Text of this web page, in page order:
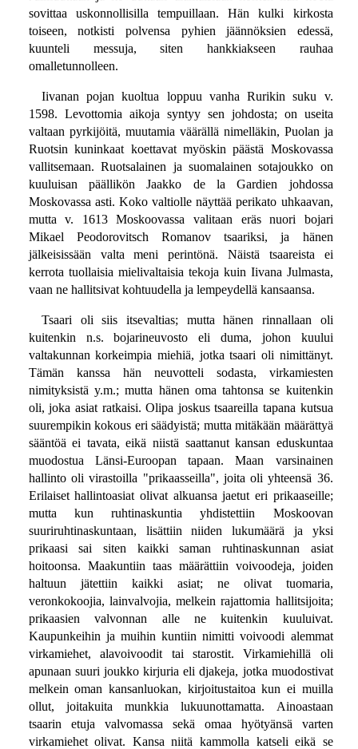
sovittaa uskonnollisilla tempuillaan. Hän kulki kirkosta
toiseen, notkisti polvensa pyhien jäännöksien edessä,
kuunteli messuja, siten hankkiakseen rauhaa
omalletunnolleen.
Iivanan pojan kuoltua loppuu vanha Rurikin suku v.
1598. Levottomia aikoja syntyy sen johdosta; on useita
valtaan pyrkijöitä, muutamia väärällä nimelläkin, Puolan ja
Ruotsin kuninkaat koettavat myöskin päästä Moskovassa
vallitsemaan. Ruotsalainen ja suomalainen sotajoukko on
kuuluisan päällikön Jaakko de la Gardien johdossa
Moskovassa asti. Koko valtiolle näyttää perikato uhkaavan,
mutta v. 1613 Moskoovassa valitaan eräs nuori bojari
Mikael Peodorovitsch Romanov tsaariksi, ja hänen
jälkeisissään valta meni perintönä. Näistä tsaareista ei
kerrota tuollaisia mielivaltaisia tekoja kuin Iivana Julmasta,
vaan ne hallitsivat kohtuudella ja lempeydellä kansaansa.
Tsaari oli siis itsevaltias; mutta hänen rinnallaan oli
kuitenkin n.s. bojarineuvosto eli duma, johon kuului
valtakunnan korkeimpia miehiä, jotka tsaari oli nimittänyt.
Tämän kanssa hän neuvotteli sodasta, virkamiesten
nimityksistä y.m.; mutta hänen oma tahtonsa se kuitenkin
oli, joka asiat ratkaisi. Olipa joskus tsaareilla tapana kutsua
suurempikin kokous eri säädyistä; mutta mitäkään määrättyä
sääntöä ei tavata, eikä niistä saattanut kansan eduskuntaa
muodostua Länsi-Euroopan tapaan. Maan varsinainen
hallinto oli virastoilla "prikaasseilla", joita oli yhteensä 36.
Erilaiset hallintoasiat olivat alkuansa jaetut eri prikaaseille;
mutta kun ruhtinaskuntia yhdistettiin Moskoovan
suuriruhtinaskuntaan, lisättiin niiden lukumäärä ja yksi
prikaasi sai siten kaikki saman ruhtinaskunnan asiat
hoitoonsa. Maakuntiin taas määrättiin voivoodeja, joiden
haltuun jätettiin kaikki asiat; ne olivat tuomaria,
veronkokoojia, lainvalvojia, melkein rajattomia hallitsijoita;
prikaasien valvonnan alle ne kuitenkin kuuluivat.
Kaupunkeihin ja muihin kuntiin nimitti voivoodi alemmat
virkamiehet, alavoivoodit tai starostit. Virkamiehillä oli
apunaan suuri joukko kirjuria eli djakeja, jotka muodostivat
melkein oman kansanluokan, kirjoitustaitoa kun ei muilla
ollut, joitakuita munkkia lukuunottamatta. Ainoastaan
tsaarin etuja valvomassa sekä omaa hyötyänsä varten
virkamiehet olivat. Kansa niitä kammolla katseli eikä se